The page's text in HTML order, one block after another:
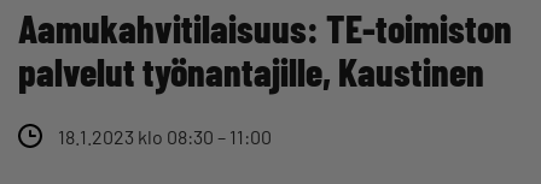
Aamukahvitilaisuus: TE-toimiston
palvelut työnantajille, Kaustinen
18.1.2023 klo 08:30 – 11:00